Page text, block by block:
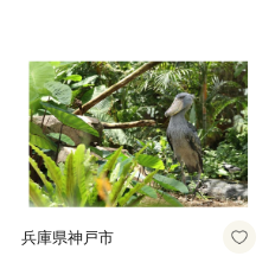
兵庫県神戸市